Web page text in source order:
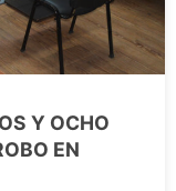
Y OCHO
EN